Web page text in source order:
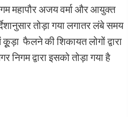
महापौर अजय वर्मा और आयुक्त
तोड़ा गया लगातर लंबे समय
फैलने की शिकायत लोगों द्वारा
निगम द्वारा इसको तोड़ा गया है